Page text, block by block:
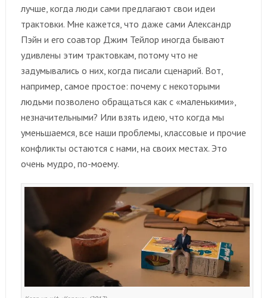
лучше, когда люди сами предлагают свои идеи
трактовки. Мне кажется, что даже сами Александр
Пэйн и его соавтор Джим Тейлор иногда бывают
удивлены этим трактовкам, потому что не
задумывались о них, когда писали сценарий. Вот,
например, самое простое: почему с некоторыми
людьми позволено обращаться как с «маленькими»,
незначительными? Или взять идею, что когда мы
уменьшаемся, все наши проблемы, классовые и прочие
конфликты остаются с нами, на своих местах. Это
очень мудро, по-моему.